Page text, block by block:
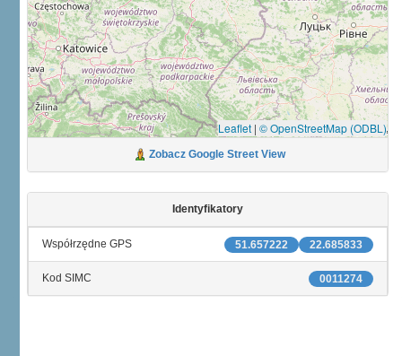
Leaflet | © OpenStreetMap (ODBL)
Zobacz Google Street View
Identyfikatory
22.685833
51.657222
Współrzędne GPS
0011274
Kod SIMC